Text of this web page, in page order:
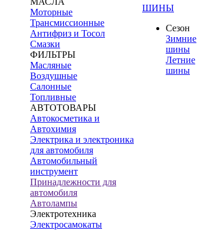
Моторные
Трансмиссионные
Антифриз и Тосол
Смазки
ФИЛЬТРЫ
Масляные
Воздушные
Салонные
Топливные
АВТОТОВАРЫ
Автокосметика и
Автохимия
Электрика и электроника
для автомобиля
Автомобильный
инструмент
Принадлежности для
автомобиля
Автолампы
Электротехника
Электросамокаты
ШИНЫ
Сезон
Зимние
шины
Летние
шины